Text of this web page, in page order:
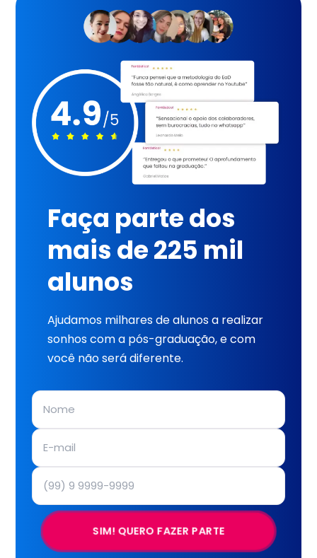
Faça parte dos
mais de 225 mil
alunos
Ajudamos milhares de alunos a realizar
sonhos com a pós-graduação, e com
você não será diferente.
SIM! QUERO FAZER PARTE